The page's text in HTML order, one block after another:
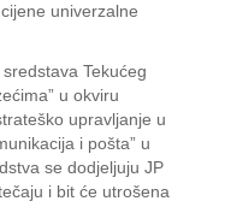
univerzalne
Tekućeg
u okviru
upravljanje u
i pošta” u
se dodjeljuju JP
i bit će utrošena